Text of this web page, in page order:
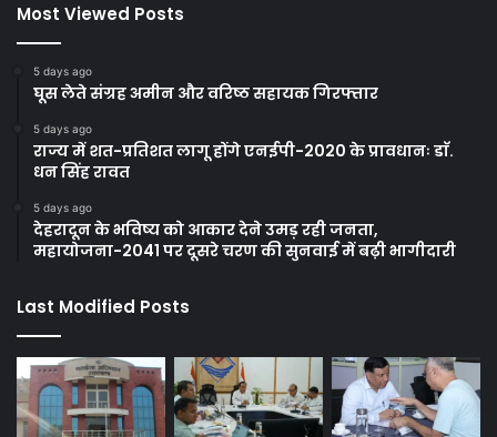
Most Viewed Posts
5 days ago
घूस लेते संग्रह अमीन और वरिष्ठ सहायक गिरफ्तार
5 days ago
राज्य में शत-प्रतिशत लागू होंगे एनईपी-2020 के प्रावधानः डाॅ.
धन सिंह रावत
5 days ago
देहरादून के भविष्य को आकार देने उमड़ रही जनता,
महायोजना-2041 पर दूसरे चरण की सुनवाई में बढ़ी भागीदारी
Last Modified Posts